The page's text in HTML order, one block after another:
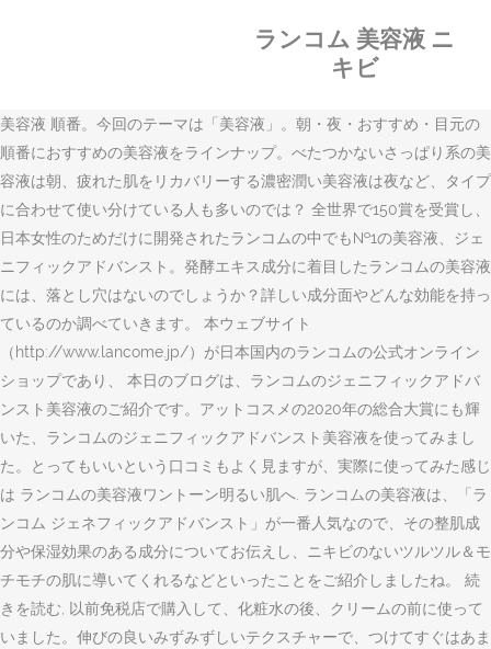
ランコム 美容液 ニ
キビ
美容液 順番。今回のテーマは「美容液」。朝・夜・おすすめ・目元の
順番におすすめの美容液をラインナップ。べたつかないさっぱり系の美
容液は朝、疲れた肌をリカバリーする濃密潤い美容液は夜など、タイプ
に合わせて使い分けている人も多いのでは？ 全世界で150賞を受賞し、
日本女性のためだけに開発されたランコムの中でも№1の美容液、ジェ
ニフィックアドバンスト。発酵エキス成分に着目したランコムの美容液
には、落とし穴はないのでしょうか？詳しい成分面やどんな効能を持っ
ているのか調べていきます。 本ウェブサイト
（http://www.lancome.jp/）が日本国内のランコムの公式オンライン
ショップであり、 本日のブログは、ランコムのジェニフィックアドバ
ンスト美容液のご紹介です。アットコスメの2020年の総合大賞にも輝
いた、ランコムのジェニフィックアドバンスト美容液を使ってみまし
た。とってもいいという口コミもよく見ますが、実際に使ってみた感じ
は ランコムの美容液ワントーン明るい肌へ. ランコムの美容液は、「ラ
ンコム ジェネフィックアドバンスト」が一番人気なので、その整肌成
分や保湿効果のある成分についてお伝えし、ニキビのないツルツル＆モ
チモチの肌に導いてくれるなどといったことをご紹介しましたね。 続
きを読む, 以前免税店で購入して、化粧水の後、クリームの前に使って
いました。伸びの良いみずみずしいテクスチャーで、つけてすぐはあま